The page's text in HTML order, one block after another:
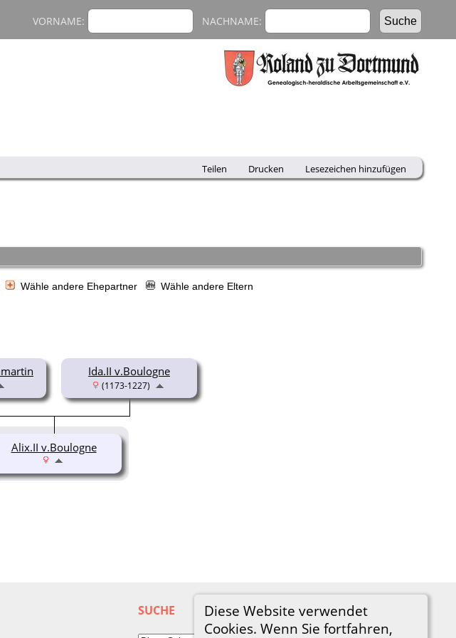
VORNAME: NACHNAME:
Teilen Drucken Lesezeichen hinzufügen
Diese Website verwendet
Cookies. Wenn Sie fortfahren,
Wähle andere Ehepartner Wähle andere Eltern
Ida.II v.Boulogne
(1173-1227)
Alix.II v.Boulogne
SUCHE